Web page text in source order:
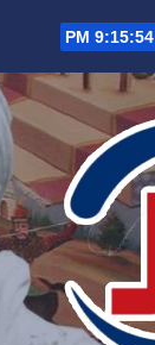
9:15:55 PM